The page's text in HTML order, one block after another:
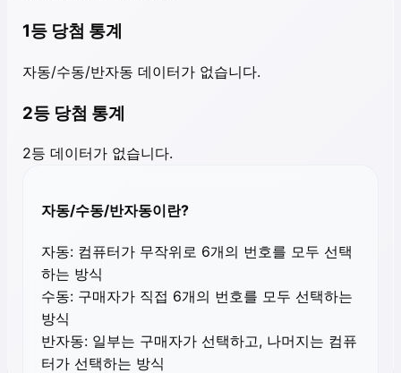
1등 당첨 통계
자동/수동/반자동 데이터가 없습니다.
2등 당첨 통계
2등 데이터가 없습니다.
자동/수동/반자동이란?
자동: 컴퓨터가 무작위로 6개의 번호를 모두 선택
하는 방식
수동: 구매자가 직접 6개의 번호를 모두 선택하는
방식
반자동: 일부는 구매자가 선택하고, 나머지는 컴퓨
터가 선택하는 방식